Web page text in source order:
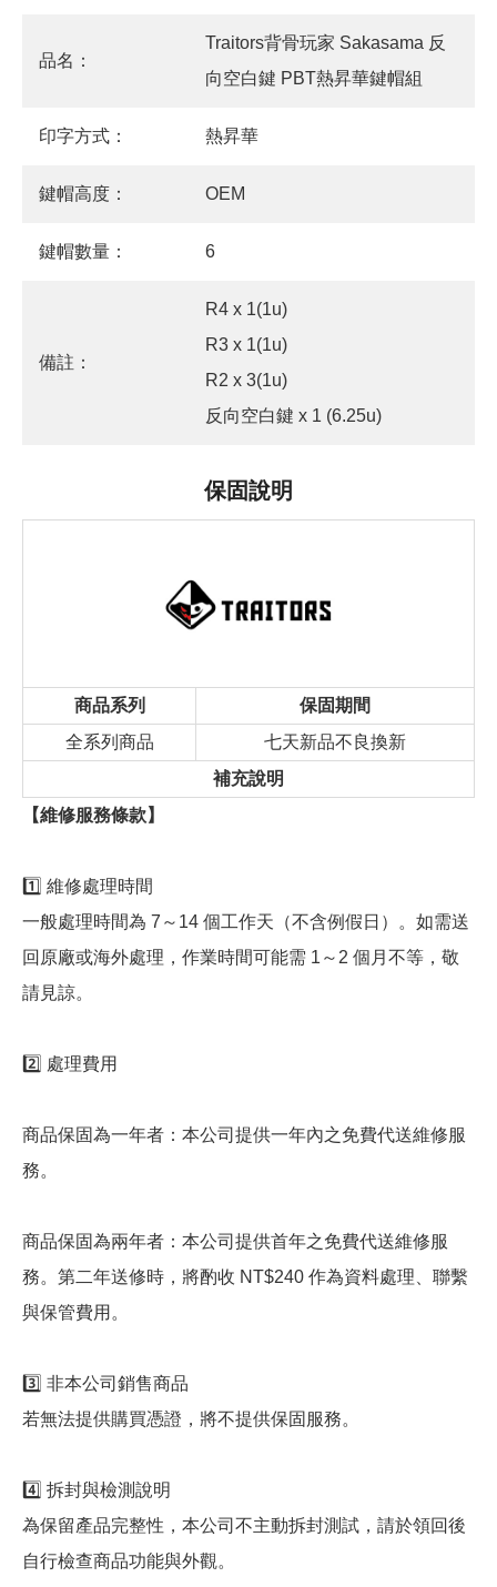
品名：
Traitors背骨玩家 Sakasama 反
向空白鍵 PBT熱昇華鍵帽組
印字方式： 熱昇華
鍵帽高度： OEM
鍵帽數量： 6
備註：
R4 x 1(1u)
R3 x 1(1u)
R2 x 3(1u)
反向空白鍵 x 1 (6.25u)
保固說明
商品系列
保固期間
全系列商品
七天新品不良換新
補充說明
【維修服務條款】
1️⃣ 維修處理時間
一般處理時間為 7～14 個工作天（不含例假日）。如需送
回原廠或海外處理，作業時間可能需 1～2 個月不等，敬
請見諒。
2️⃣ 處理費用
商品保固為一年者：本公司提供一年內之免費代送維修服
務。
商品保固為兩年者：本公司提供首年之免費代送維修服
務。第二年送修時，將酌收 NT$240 作為資料處理、聯繫
與保管費用。
3️⃣ 非本公司銷售商品
若無法提供購買憑證，將不提供保固服務。
4️⃣ 拆封與檢測說明
為保留產品完整性，本公司不主動拆封測試，請於領回後
自行檢查商品功能與外觀。